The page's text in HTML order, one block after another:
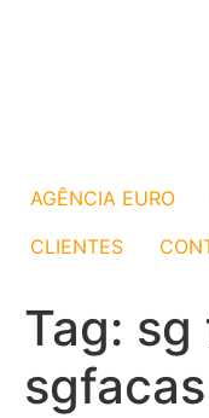
AGÊNCIA EURO
CLIENTES
Tag: sg
sgfacas